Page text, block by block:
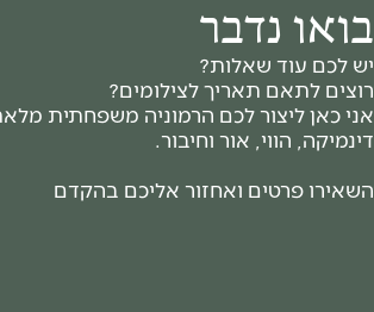
בואו נדבר
יש לכם עוד שאלות?
רוצים לתאם תאריך לצילומים?
אני כאן ליצור לכם הרמוניה משפחתית
דינמיקה, הווי, אור וחיבור.
השאירו פרטים ואחזור אליכם בהקדם